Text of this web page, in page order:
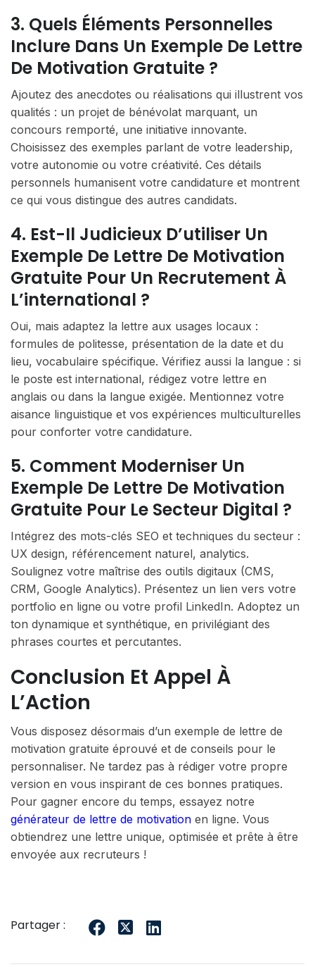
3. Quels Éléments Personnelles
Inclure Dans Un Exemple De Lettre
De Motivation Gratuite ?
Ajoutez des anecdotes ou réalisations qui illustrent vos
qualités : un projet de bénévolat marquant, un
concours remporté, une initiative innovante.
Choisissez des exemples parlant de votre leadership,
votre autonomie ou votre créativité. Ces détails
personnels humanisent votre candidature et montrent
ce qui vous distingue des autres candidats.
4. Est-Il Judicieux D’utiliser Un
Exemple De Lettre De Motivation
Gratuite Pour Un Recrutement À
L’international ?
Oui, mais adaptez la lettre aux usages locaux :
formules de politesse, présentation de la date et du
lieu, vocabulaire spécifique. Vérifiez aussi la langue : si
le poste est international, rédigez votre lettre en
anglais ou dans la langue exigée. Mentionnez votre
aisance linguistique et vos expériences multiculturelles
pour conforter votre candidature.
5. Comment Moderniser Un
Exemple De Lettre De Motivation
Gratuite Pour Le Secteur Digital ?
Intégrez des mots-clés SEO et techniques du secteur :
UX design, référencement naturel, analytics.
Soulignez votre maîtrise des outils digitaux (CMS,
CRM, Google Analytics). Présentez un lien vers votre
portfolio en ligne ou votre profil LinkedIn. Adoptez un
ton dynamique et synthétique, en privilégiant des
phrases courtes et percutantes.
Conclusion Et Appel À
L’Action
Vous disposez désormais d’un exemple de lettre de
motivation gratuite éprouvé et de conseils pour le
personnaliser. Ne tardez pas à rédiger votre propre
version en vous inspirant de ces bonnes pratiques.
Pour gagner encore du temps, essayez notre
générateur de lettre de motivation en ligne. Vous
obtiendrez une lettre unique, optimisée et prête à être
envoyée aux recruteurs !
Partager :